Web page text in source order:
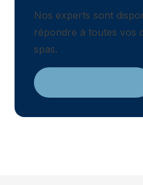
Nos experts sont
répondre à toutes vos
spas.